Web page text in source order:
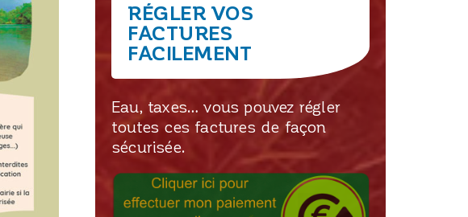
RÉGLER VOS
FACTURES
FACILEMENT
Eau, taxes… vous pouvez régler
toutes ces factures de façon
sécurisée.